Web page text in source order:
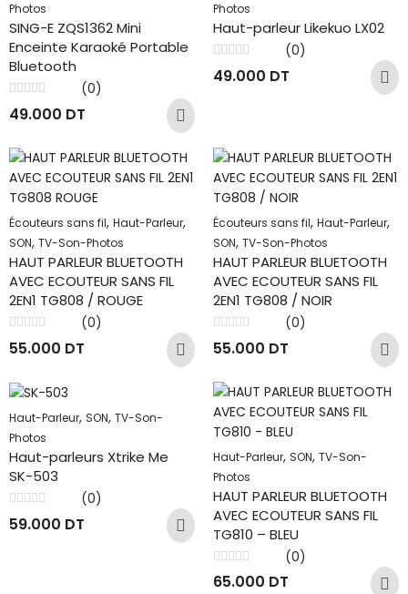
Photos
SING-E ZQS1362 Mini
Enceinte Karaoké Portable
Bluetooth
0
(0)
49.000 DT
Photos
Haut-parleur Likekuo LX02
0
(0)
49.000 DT
Écouteurs sans fil, Haut-Parleur,
SON, TV-Son-Photos
HAUT PARLEUR BLUETOOTH
AVEC ECOUTEUR SANS FIL
2EN1 TG808 / ROUGE
0
(0)
55.000 DT
Écouteurs sans fil, Haut-Parleur,
SON, TV-Son-Photos
HAUT PARLEUR BLUETOOTH
AVEC ECOUTEUR SANS FIL
2EN1 TG808 / NOIR
0
(0)
55.000 DT
Haut-Parleur, SON, TV-Son-
Photos
Haut-parleurs Xtrike Me
SK-503
0
(0)
59.000 DT
Haut-Parleur, SON, TV-Son-
Photos
HAUT PARLEUR BLUETOOTH
AVEC ECOUTEUR SANS FIL
TG810 – BLEU
0
(0)
65.000 DT